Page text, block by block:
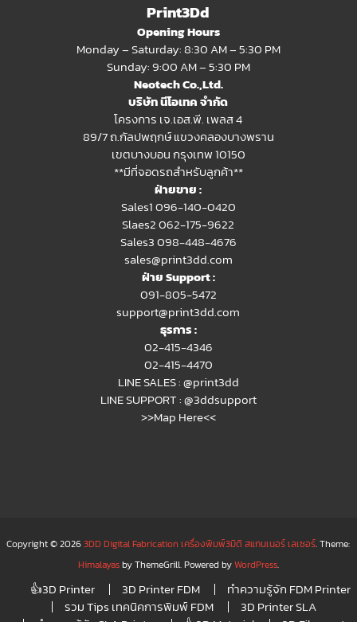
Print3Dd
Opening Hours
Monday – Saturday: 8:30 AM – 5:30 PM
Sunday: 9:00 AM – 5:30 PM
Neotech Co.,Ltd.
บริษัท นีโอเทค จำกัด
โครงการ เจ.เอส.พี. เพลส 4
89/7 ถ.กัลปพฤกษ์ แขวงคลองบางพราน
เขตบางบอน กรุงเทพ 10150
**มีที่จอดรถสำหรับลูกค้า**
ฝ่ายขาย :
Sales1 096-140-0420
Slaes2062-175-9622
Sales3 098-448-4676
sales@print3dd.com
ฝ่าย Support :
091-805-5472
support@print3dd.com
ธุรการ :
02-415-4346
02-415-4470
LINE SALES :@print3dd
LINE SUPPORT :@3ddsupport
>>Map Here<<
Copyright © 20263DD Digital Fabrication เครื่องพิมพ์3มิติ สแกนเนอร์ เลเซอร์. Theme:
Himalayasby ThemeGrill. Powered byWordPress.
👍3D Printer 3D Printer FDM
ทำความรู้จัก FDM Printer
รวม Tips เทคนิคการพิมพ์ FDM
3D Printer SLA